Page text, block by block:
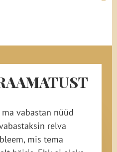
vabastan nüüd
relva
mis tema